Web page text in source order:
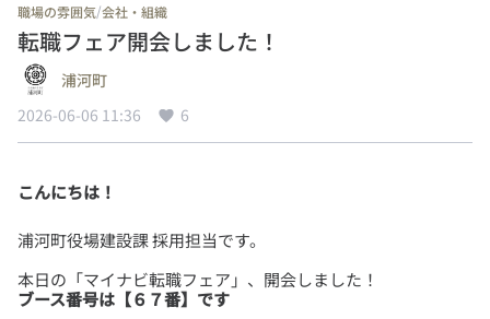
職場の雰囲気/会社・組織
転職フェア開会しました！
浦河町
2026-06-06 11:36
6
こんにちは！
ブース番号は【６７番】です